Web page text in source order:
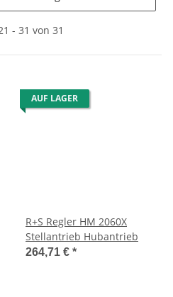
- 31 von 31
AUF LAGER
R+S Regler HM 2060X
Stellantrieb Hubantrieb
264,71 € *